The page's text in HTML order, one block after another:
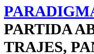
PARTIDA
TRAJES,